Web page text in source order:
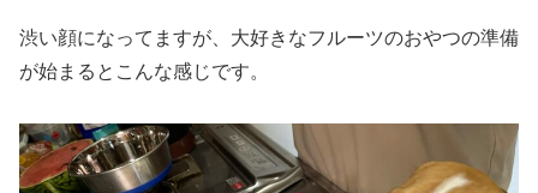
渋い顔になってますが、大好きなフルーツのおやつの準備
が始まるとこんな感じです。